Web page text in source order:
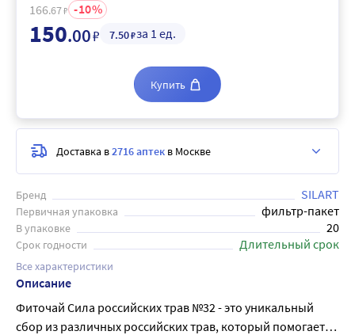
Бренд SILART
Первичная упаковка фильтр-пакет
В упаковке 20
Срок годности Длительный срок
Все характеристики
Описание
Фиточай Сила российских трав №32 - это уникальный
сбор из различных российских трав, который помогает
166.67₽ 10
150.00₽ 7.50₽за 1 ед.
Купить
Доставка в2716 аптек в Москве